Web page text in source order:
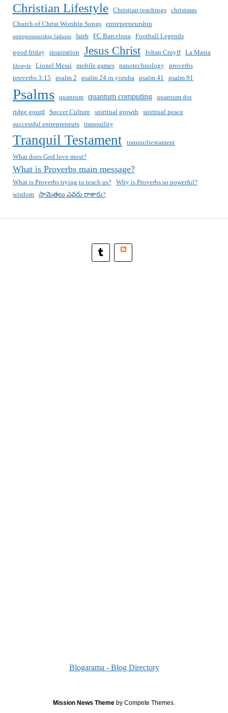
Christian Lifestyle Christian teachings
christmas
Church of Christ Worship Songs
entrepreneurship
entrepreneurship failures faith FC Barcelona Football Legends
good friday inspiration Jesus Christ Johan Cruyff La Masia
lifestyle Lionel Messi mobile games nanotechnology
proverbs
proverbs 3:15
psalm 2 psalm 24 in yoruba psalm 41 psalm 91
Psalms quantum quantum computing
quantum dot
ridge gourd
Soccer Culture spiritual growth
spiritual peace
successful entrepreneurs
tranquility
Tranquil Testament
tranquiltestament
What does God love most?
What is Proverbs main message?
What is Proverbs trying to teach us?
Why is Proverbs so powerful?
wisdom
సామెతలు ఎవరు రాశారు?
Blogarama - Blog Directory
Mission News Theme by Compete Themes.